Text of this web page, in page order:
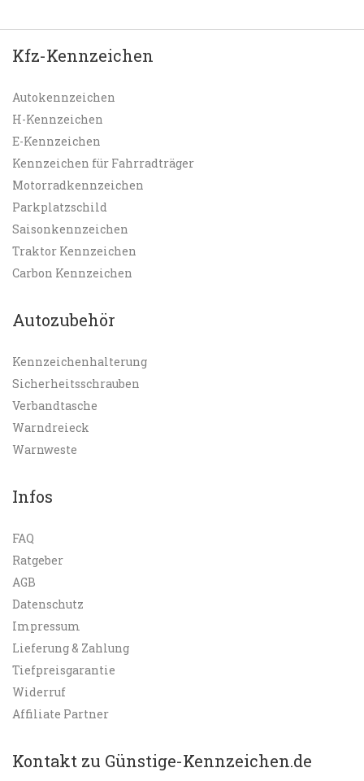
Kfz-Kennzeichen
Autokennzeichen
H-Kennzeichen
E-Kennzeichen
Kennzeichen für Fahrradträger
Motorradkennzeichen
Parkplatzschild
Saisonkennzeichen
Traktor Kennzeichen
Carbon Kennzeichen
Autozubehör
Kennzeichenhalterung
Sicherheitsschrauben
Verbandtasche
Warndreieck
Warnweste
Infos
FAQ
Ratgeber
AGB
Datenschutz
Impressum
Lieferung & Zahlung
Tiefpreisgarantie
Widerruf
Affiliate Partner
Kontakt zu Günstige-Kennzeichen.de